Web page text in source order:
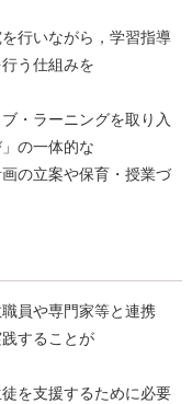
⾏いながら，学習指導
う仕組みを
・ラーニングを取り⼊
の⼀体的な
の⽴案や保育・授業づ
員や専⾨家等と連携
することが
を⽀援するために必要